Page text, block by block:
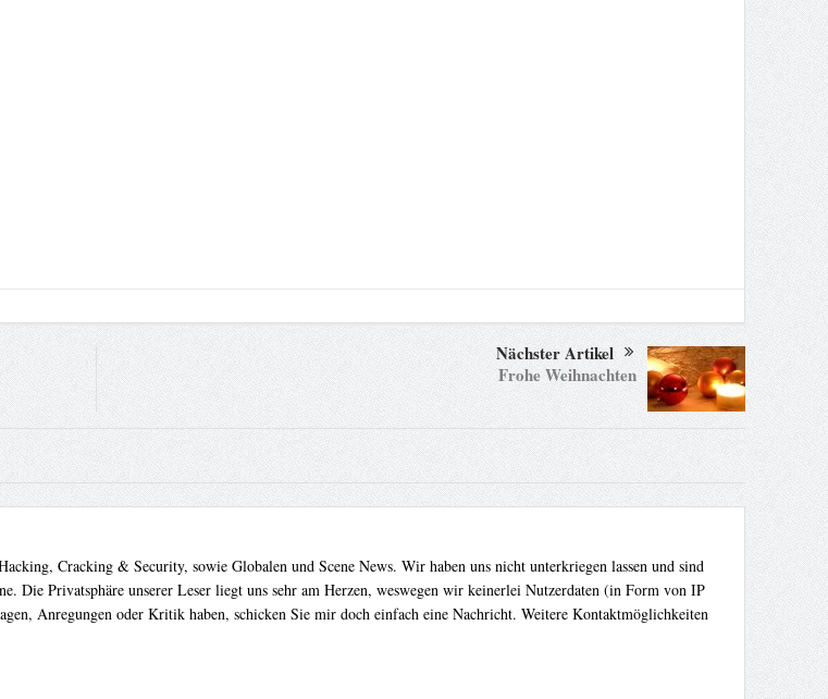
Nächster Artikel
Frohe Weihnachten
Cracking & Security, sowie Globalen und Scene News. Wir haben uns nicht unterkriegen lassen und sind
Die Privatsphäre unserer Leser liegt uns sehr am Herzen, weswegen wir keinerlei Nutzerdaten (in Form von IP
Anregungen oder Kritik haben, schicken Sie mir doch einfach eine Nachricht. Weitere Kontaktmöglichkeiten